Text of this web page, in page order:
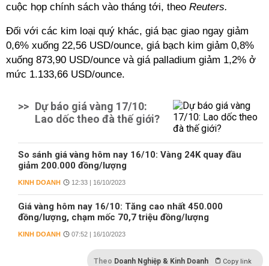
cuộc họp chính sách vào tháng tới, theo Reuters.
Đối với các kim loại quý khác, giá bạc giao ngay giảm
0,6% xuống 22,56 USD/ounce, giá bạch kim giảm 0,8%
xuống 873,90 USD/ounce và giá palladium giảm 1,2% ở
mức 1.133,66 USD/ounce.
>> Dự báo giá vàng 17/10:
Lao dốc theo đà thế giới?
So sánh giá vàng hôm nay 16/10: Vàng 24K quay đầu
giảm 200.000 đồng/lượng
KINH DOANH 12:33 | 16/10/2023
Giá vàng hôm nay 16/10: Tăng cao nhất 450.000
đồng/lượng, chạm mốc 70,7 triệu đồng/lượng
KINH DOANH 07:52 | 16/10/2023
Theo Doanh Nghiệp & Kinh Doanh Copy link